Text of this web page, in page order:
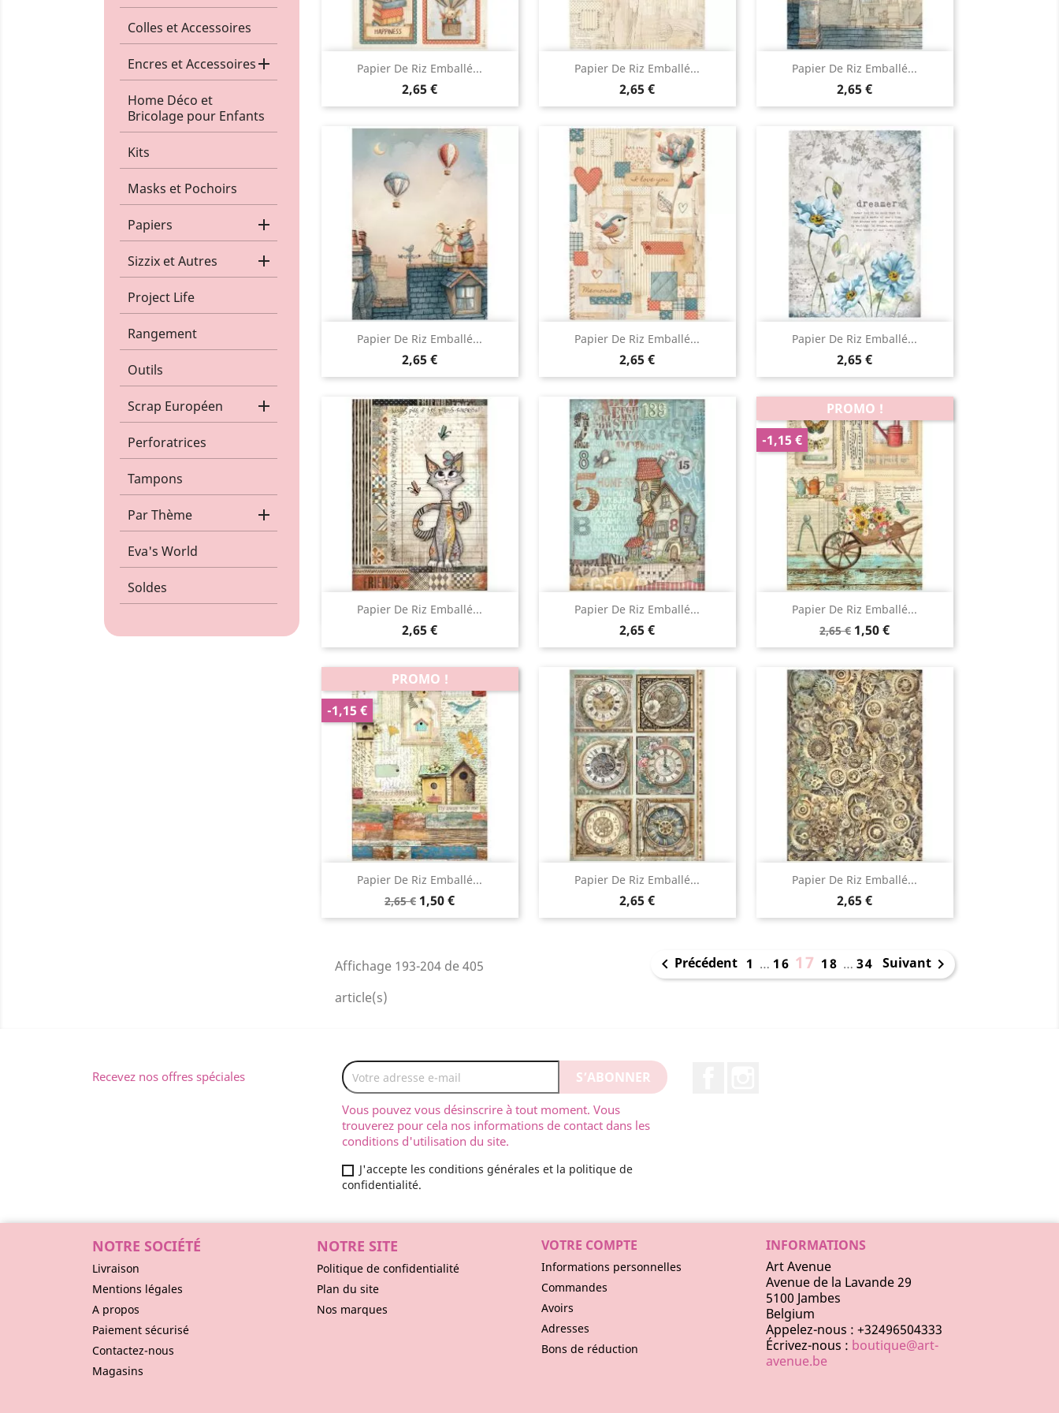
Colles et Accessoires
Encres et Accessoires
Home Déco et
Bricolage pour Enfants
Kits
Masks et Pochoirs
Papiers 
Sizzix et Autres 
Project Life
Rangement
Outils
Scrap Européen 
Perforatrices
Tampons
Par Thème 
Eva's World
Soldes
Papier De Riz Emballé...
2,65 €
Aperçu rapide Papier De Riz Emballé...
2,65 €
Aperçu rapide Papier De Riz Emballé...
2,65 €
Aperçu rapide
Papier De Riz Emballé...
2,65 €
Aperçu rapide Papier De Riz Emballé...
2,65 €
Aperçu rapide Papier De Riz Emballé...
2,65 €
Aperçu rapide
Papier De Riz Emballé...
2,65 €
Aperçu rapide Papier De Riz Emballé...
2,65 €
Aperçu rapide
Papier De Riz Emballé...
2,65 € 1,50 €
PROMO !
-1,15 €
Aperçu rapide
Papier De Riz Emballé...
2,65 € 1,50 €
PROMO !
-1,15 €
Aperçu rapide Papier De Riz Emballé...
2,65 €
Aperçu rapide Papier De Riz Emballé...
2,65 €
Aperçu rapide
Affichage 193-204 de 405
article(s)
 Précédent 1 … 16 17 18 … 34 Suivant
Recevez nos offres spéciales
Vous pouvez vous désinscrire à tout moment. Vous
trouverez pour cela nos informations de contact dans les
conditions d'utilisation du site.
J'accepte les conditions générales et la politique de
confidentialité.
NOTRE SOCIÉTÉ
Livraison
Mentions légales
A propos
Paiement sécurisé
Contactez-nous
Magasins
NOTRE SITE
Politique de confidentialité
Plan du site
Nos marques
VOTRE COMPTE
Informations personnelles
Commandes
Avoirs
Adresses
Bons de réduction
INFORMATIONS
Art Avenue
Avenue de la Lavande 29
5100 Jambes
Belgium
Appelez-nous : +32496504333
Écrivez-nous : boutique@art-
avenue.be